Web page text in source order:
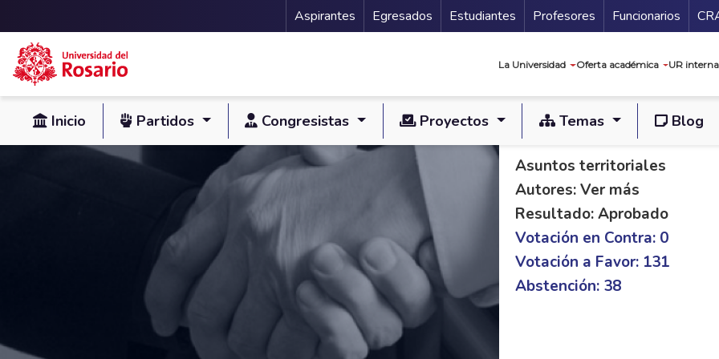
Pasar al contenido principal
Menu Secundario
Aspirantes Egresados Estudiantes Profesores Funcionarios
La Universidad Oferta académica UR
Inicio Partidos Congresistas Proyectos Temas Blog
PAL C 467/20 S 03/
Asuntos territoriales
Autores: Ver más
Resultado: Aprobado
Votación en Contra: 0
Votación a Favor: 131
Abstención: 38